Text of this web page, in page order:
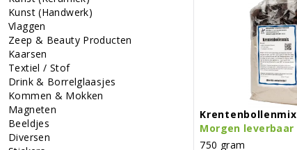
Kunst (handwerk)
Vlaggen
Zeep & Beauty Producten
Kaarsen
Textiel / Stof
Drink & Borrelglaasjes
Kommen & Mokken
Magneten
Beeldjes
Diversen
Krentenbollenmix
Morgen leverbaar
750 gram